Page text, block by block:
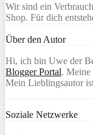
Wir sind ein
Shop. Für dich
Über den Autor
Hi, ich bin Uwe der
Blogger Portal. Meine
Mein Lieblingsautor
Soziale Netzwerke